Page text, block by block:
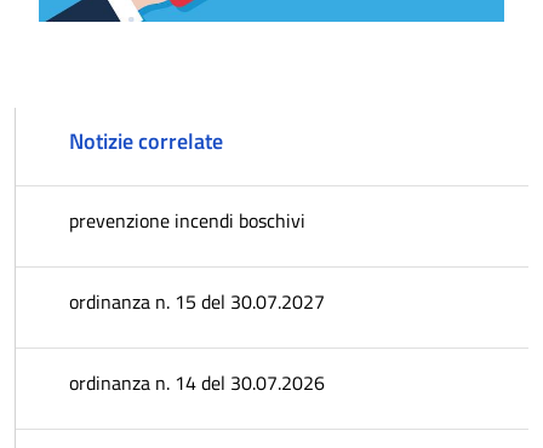
Notizie correlate
prevenzione incendi boschivi
ordinanza n. 15 del 30.07.2027
ordinanza n. 14 del 30.07.2026